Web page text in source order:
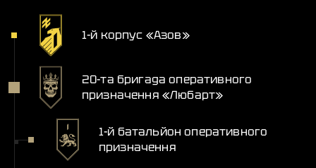
1-й корпус «Азов»
20-та бригада оперативного
призначення «Любарт»
1-й батальйон оперативного
призначення